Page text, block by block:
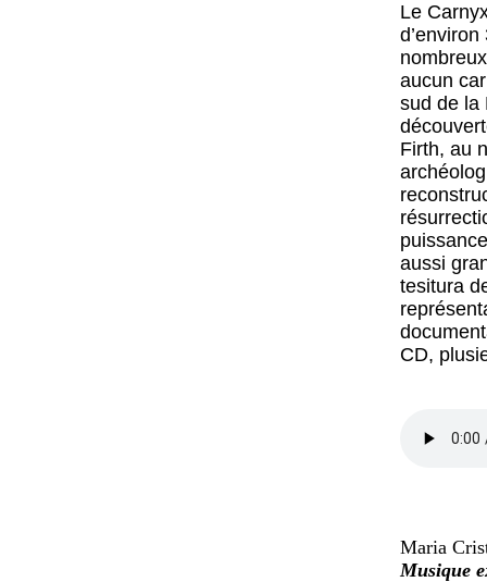
Le
aucun
sud de la
Firth, au
aussi
tesitura
CD,
Maria
Musique